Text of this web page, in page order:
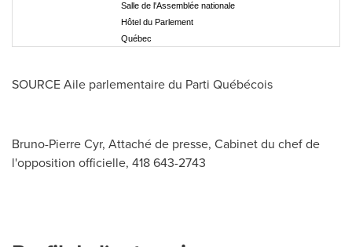
Salle de l'Assemblée nationale
Hôtel du Parlement
Québec
SOURCE Aile parlementaire du Parti Québécois
Bruno-Pierre Cyr, Attaché de presse, Cabinet du chef de
l'opposition officielle, 418 643-2743